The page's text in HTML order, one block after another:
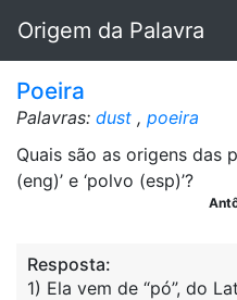
Origem da Palavra
Poeira
Palavras: dust , poeira
Quais são as origens das
(eng)’ e ‘polvo (esp)’?
Resposta:
1) Ela vem de “pó”, do